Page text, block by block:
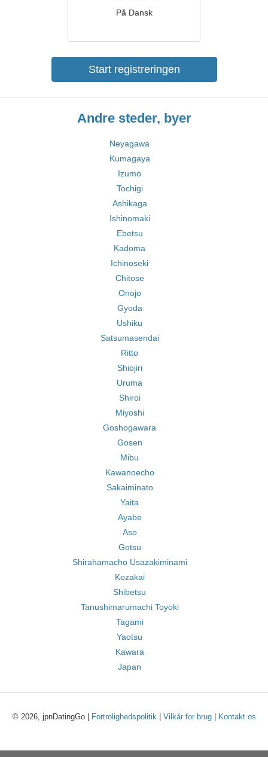
På Dansk
Start registreringen
Andre steder, byer
Neyagawa
Kumagaya
Izumo
Tochigi
Ashikaga
Ishinomaki
Ebetsu
Kadoma
Ichinoseki
Chitose
Onojo
Gyoda
Ushiku
Satsumasendai
Ritto
Shiojiri
Uruma
Shiroi
Miyoshi
Goshogawara
Gosen
Mibu
Kawanoecho
Sakaiminato
Yaita
Ayabe
Aso
Gotsu
Shirahamacho Usazakiminami
Kozakai
Shibetsu
Tanushimarumachi Toyoki
Tagami
Yaotsu
Kawara
Japan
© 2026, jpnDatingGo | Fortrolighedspolitik| Vilkår for brug| Kontakt os